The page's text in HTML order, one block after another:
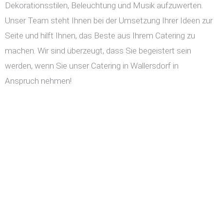
Dekorationsstilen, Beleuchtung und Musik aufzuwerten.
Unser Team steht Ihnen bei der Umsetzung Ihrer Ideen zur
Seite und hilft Ihnen, das Beste aus Ihrem Catering zu
machen. Wir sind überzeugt, dass Sie begeistert sein
werden, wenn Sie unser Catering in Wallersdorf in
Anspruch nehmen!